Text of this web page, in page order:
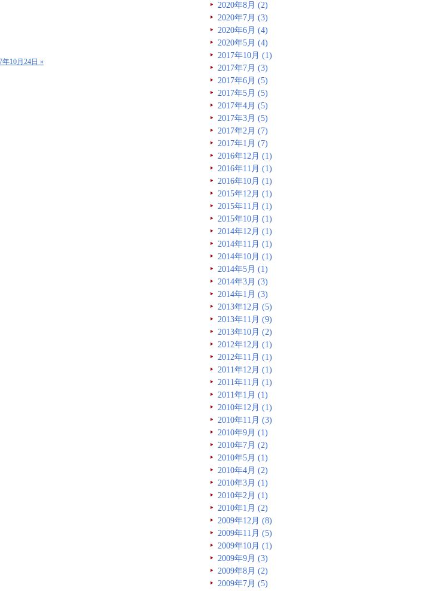
年10月24日 »
2020年8月 (2)
2020年7月 (3)
2020年6月 (4)
2020年5月 (4)
2017年10月 (1)
2017年7月 (3)
2017年6月 (5)
2017年5月 (5)
2017年4月 (5)
2017年3月 (5)
2017年2月 (7)
2017年1月 (7)
2016年12月 (1)
2016年11月 (1)
2016年10月 (1)
2015年12月 (1)
2015年11月 (1)
2015年10月 (1)
2014年12月 (1)
2014年11月 (1)
2014年10月 (1)
2014年5月 (1)
2014年3月 (3)
2014年1月 (3)
2013年12月 (5)
2013年11月 (9)
2013年10月 (2)
2012年12月 (1)
2012年11月 (1)
2011年12月 (1)
2011年11月 (1)
2011年1月 (1)
2010年12月 (1)
2010年11月 (3)
2010年9月 (1)
2010年7月 (2)
2010年5月 (1)
2010年4月 (2)
2010年3月 (1)
2010年2月 (1)
2010年1月 (2)
2009年12月 (8)
2009年11月 (5)
2009年10月 (1)
2009年9月 (3)
2009年8月 (2)
2009年7月 (5)